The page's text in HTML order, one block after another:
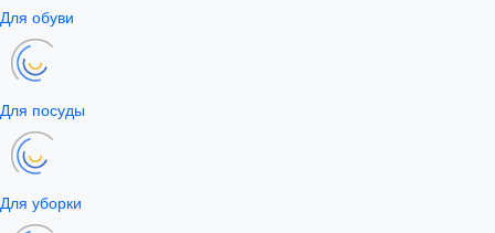
Для обуви
Для посуды
Для уборки